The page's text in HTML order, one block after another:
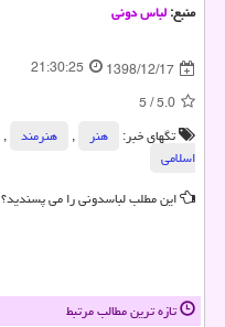
منبع:لباس دونی
1398/12/17
21:30:25
5.0
/
5
تگهای خبر:
هنر , هنرمند ,
اسلامی
این مطلب لباسدونی را می پسندید؟
تازه ترین مطالب مرتبط